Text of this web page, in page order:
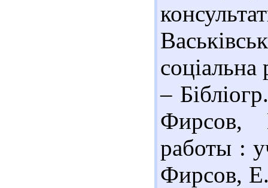
–
Фирсов,
работы :
Фирсов,